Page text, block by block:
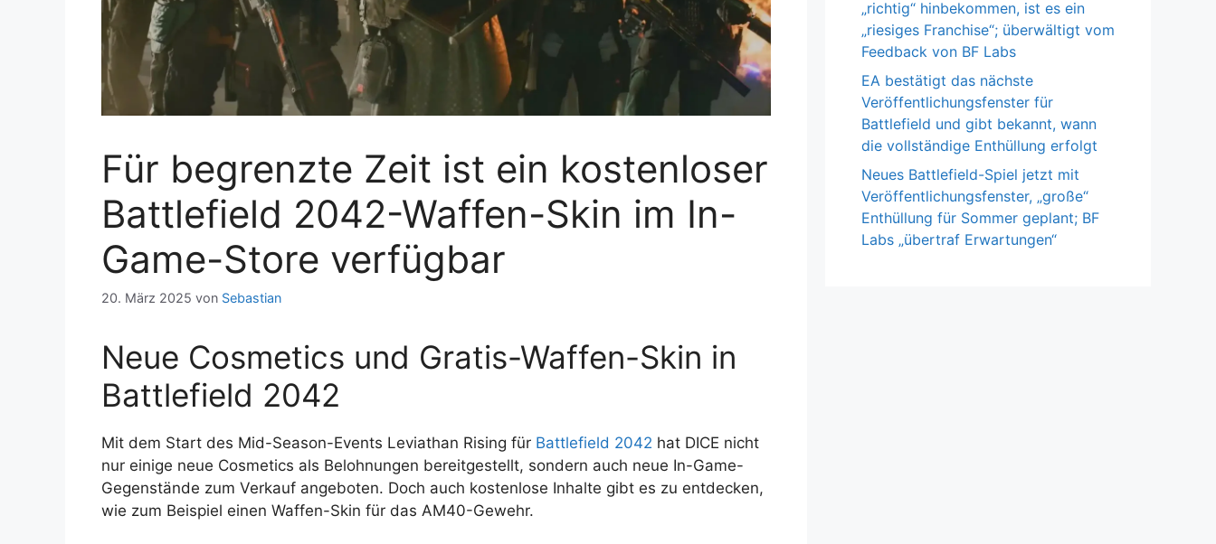
Für begrenzte Zeit ist ein kostenloser
Battlefield 2042-Waffen-Skin im In-
Game-Store verfügbar
20. März 2025 von Sebastian
Neue Cosmetics und Gratis-Waffen-Skin in
Battlefield 2042
Mit dem Start des Mid-Season-Events Leviathan Rising für Battlefield 2042 hat DICE nicht
nur einige neue Cosmetics als Belohnungen bereitgestellt, sondern auch neue In-Game-
Gegenstände zum Verkauf angeboten. Doch auch kostenlose Inhalte gibt es zu entdecken,
wie zum Beispiel einen Waffen-Skin für das AM40-Gewehr.
„richtig“ hinbekommen, ist es ein
„riesiges Franchise“; überwältigt vom
Feedback von BF Labs
EA bestätigt das nächste
Veröffentlichungsfenster für
Battlefield und gibt bekannt, wann
die vollständige Enthüllung erfolgt
Neues Battlefield-Spiel jetzt mit
Veröffentlichungsfenster, „große“
Enthüllung für Sommer geplant; BF
Labs „übertraf Erwartungen“